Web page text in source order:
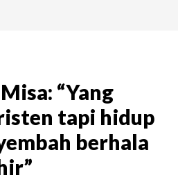
“Yang
tapi hidup
berhala